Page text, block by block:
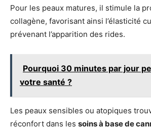
Pour les peaux matures, il stimule la
collagène, favorisant ainsi l’élasticité
prévenant l’apparition des rides.
Pourquoi 30 minutes par jour
votre santé ?
Les peaux sensibles ou atopiques
réconfort dans les soins à base de